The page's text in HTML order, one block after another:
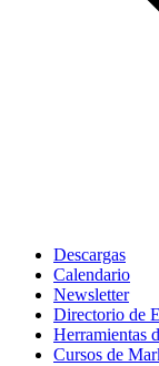
Descargas
Calendario
Newsletter
Directorio de
Herramientas
Cursos de